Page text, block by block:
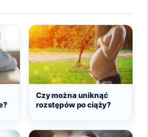
Czy można uniknąć
rozstępów po ciąży?